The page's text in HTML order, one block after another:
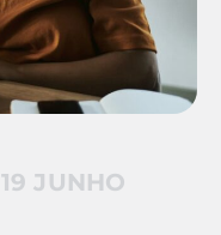
19 JUNHO